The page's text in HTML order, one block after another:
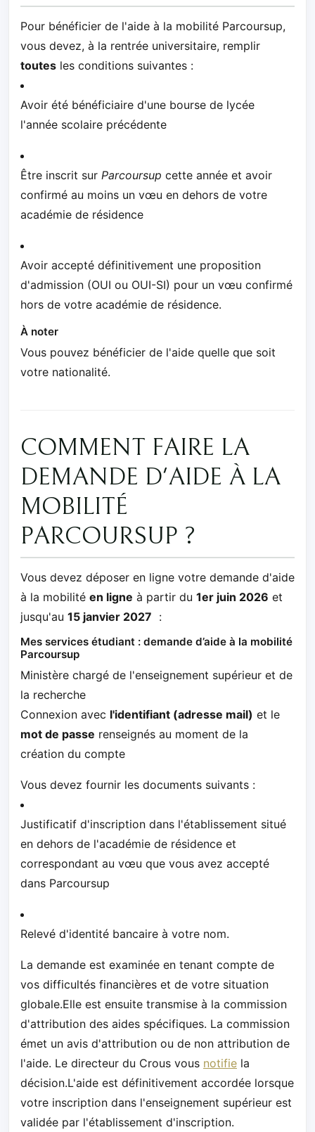
Pour bénéficier de l'aide à la mobilité Parcoursup,
vous devez, à la rentrée universitaire, remplir
toutes les conditions suivantes :
Avoir été bénéficiaire d'une bourse de lycée
l'année scolaire précédente
Être inscrit sur Parcoursup cette année et avoir
confirmé au moins un vœu en dehors de votre
académie de résidence
Avoir accepté définitivement une proposition
d'admission (OUI ou OUI-SI) pour un vœu confirmé
hors de votre académie de résidence.
À noter
Vous pouvez bénéficier de l'aide quelle que soit
votre nationalité.
COMMENT FAIRE LA
DEMANDE D'AIDE À LA
MOBILITÉ
PARCOURSUP ?
Vous devez déposer en ligne votre demande d'aide
à la mobilité en ligne à partir du 1er juin 2026 et
jusqu'au 15 janvier 2027 :
Mes services étudiant : demande d’aide à la mobilité
Parcoursup
Ministère chargé de l'enseignement supérieur et de
la recherche
Connexion avec l'identifiant (adresse mail) et le
mot de passe renseignés au moment de la
création du compte
Vous devez fournir les documents suivants :
Justificatif d'inscription dans l'établissement situé
en dehors de l'académie de résidence et
correspondant au vœu que vous avez accepté
dans Parcoursup
Relevé d'identité bancaire à votre nom.
La demande est examinée en tenant compte de
vos difficultés financières et de votre situation
globale.Elle est ensuite transmise à la commission
d'attribution des aides spécifiques. La commission
émet un avis d'attribution ou de non attribution de
l'aide. Le directeur du Crous vous notifie la
décision.L'aide est définitivement accordée lorsque
votre inscription dans l'enseignement supérieur est
validée par l'établissement d'inscription.